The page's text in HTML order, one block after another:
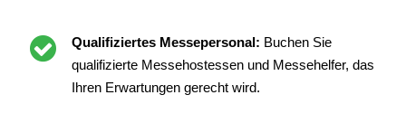
Qualifiziertes Messepersonal: Buchen Sie
qualifizierte Messehostessen und Messehelfer, das
Ihren Erwartungen gerecht wird.